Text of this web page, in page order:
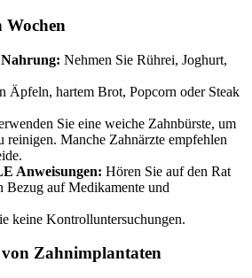
Wochen
Nahrung: Nehmen Sie Rührei, Joghurt,
Äpfeln, hartem Brot, Popcorn oder Steak
Sie eine weiche Zahnbürste, um
reinigen. Manche Zahnärzte empfehlen
Anweisungen: Hören Sie auf den Rat
Bezug auf Medikamente und
keine Kontrolluntersuchungen.
Zahnimplantaten